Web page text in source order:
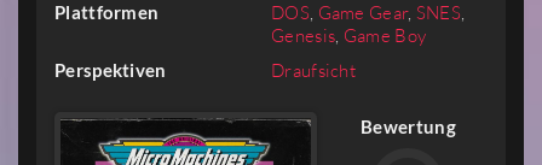
Plattformen DOS, Game Gear, SNES,
Genesis, Game Boy
Perspektiven Draufsicht
Bewertung